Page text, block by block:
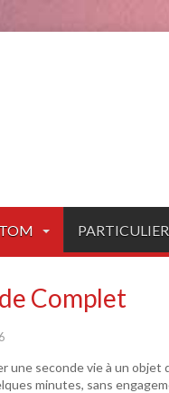
Complet
seconde vie à un
minutes, sans